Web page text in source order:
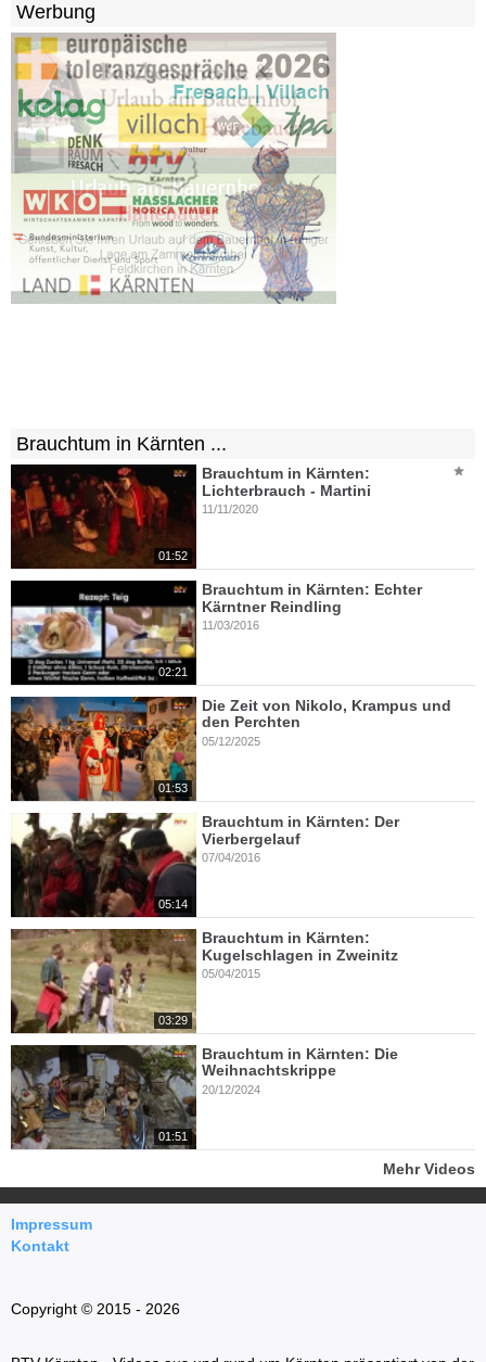
Werbung
Brauchtum in Kärnten ...
01:52
Brauchtum in Kärnten:
Lichterbrauch - Martini
11/11/2020
02:21
Brauchtum in Kärnten: Echter
Kärntner Reindling
11/03/2016
01:53
Die Zeit von Nikolo, Krampus und
den Perchten
05/12/2025
05:14
Brauchtum in Kärnten: Der
Vierbergelauf
07/04/2016
03:29
Brauchtum in Kärnten:
Kugelschlagen in Zweinitz
05/04/2015
01:51
Brauchtum in Kärnten: Die
Weihnachtskrippe
20/12/2024
Mehr Videos
Impressum
Kontakt
Copyright © 2015 - 2026